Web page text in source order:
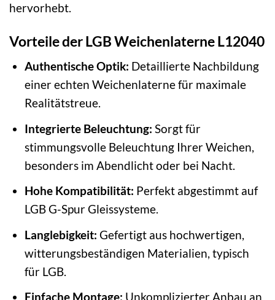
hervorhebt.
Vorteile der LGB Weichenlaterne L12040
Authentische Optik: Detaillierte Nachbildung
einer echten Weichenlaterne für maximale
Realitätstreue.
Integrierte Beleuchtung: Sorgt für
stimmungsvolle Beleuchtung Ihrer Weichen,
besonders im Abendlicht oder bei Nacht.
Hohe Kompatibilität: Perfekt abgestimmt auf
LGB G-Spur Gleissysteme.
Langlebigkeit: Gefertigt aus hochwertigen,
witterungsbeständigen Materialien, typisch
für LGB.
Einfache Montage: Unkomplizierter Anbau an